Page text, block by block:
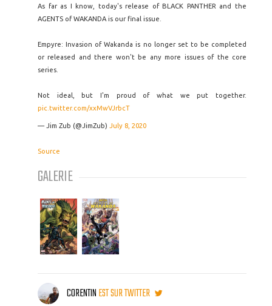
As far as I know, today's release of BLACK PANTHER and the
AGENTS of WAKANDA is our final issue.
Empyre: Invasion of Wakanda is no longer set to be completed
or released and there won't be any more issues of the core
series.
Not ideal, but I'm proud of what we put together.
pic.twitter.com/xxMwVJrbcT
— Jim Zub (@JimZub) July 8, 2020
Source
GALERIE
CORENTINEST SUR TWITTER